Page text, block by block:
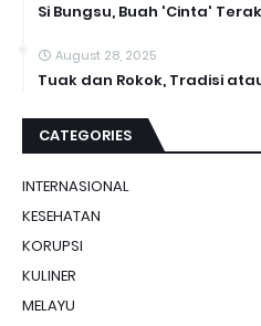
Si Bungsu, Buah 'Cinta'
August 28, 2025
Tuak dan Rokok, Tradisi
CATEGORIES
INTERNASIONAL
KESEHATAN
KORUPSI
KULINER
MELAYU